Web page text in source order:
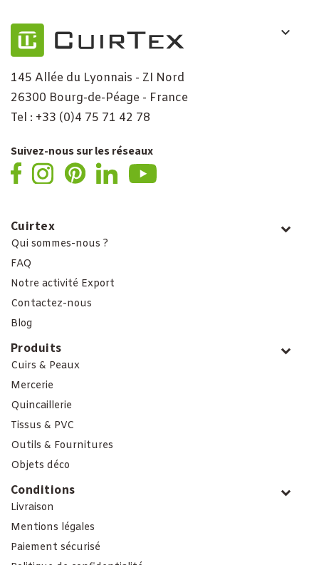
145 Allée du Lyonnais - ZI Nord
26300 Bourg-de-Péage - France
Tel : +33 (0)4 75 71 42 78
Suivez-nous sur les réseaux
Cuirtex
Qui sommes-nous ?
FAQ
Notre activité Export
Contactez-nous
Blog
Produits
Cuirs & Peaux
Mercerie
Quincaillerie
Tissus & PVC
Outils & Fournitures
Objets déco
Conditions
Livraison
Mentions légales
Paiement sécurisé